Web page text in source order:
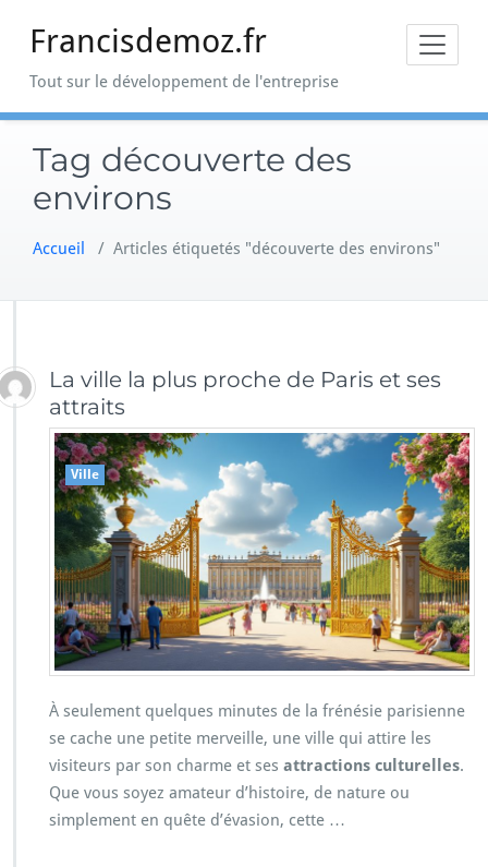
Francisdemoz.fr
Tout sur le développement de l'entreprise
Tag découverte des
environs
Accueil / Articles étiquetés "découverte des environs"
La ville la plus proche de Paris et ses
attraits
Ville
À seulement quelques minutes de la frénésie parisienne
se cache une petite merveille, une ville qui attire les
visiteurs par son charme et ses attractions culturelles.
Que vous soyez amateur d’histoire, de nature ou
simplement en quête d’évasion, cette …